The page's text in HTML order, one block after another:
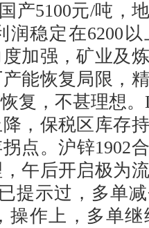
产5100元/吨，
润稳定在6200
加强，矿业及
能恢复局限，
复，不甚理想
，保税区库存
点。沪锌1902
午后开启极为
提示过，多单
操作上，多单